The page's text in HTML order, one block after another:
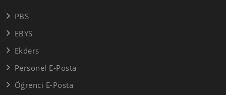
PBS
EBYS
Ekders
Personel E-Posta
Öğrenci E-Posta